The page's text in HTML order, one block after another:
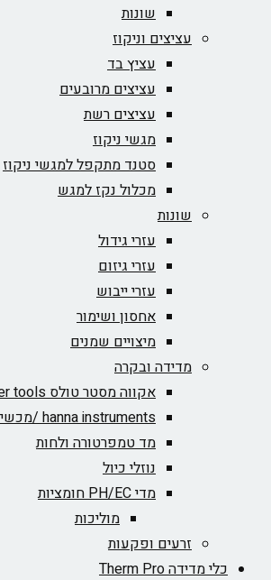
שונות
עציצים וניקוז
עציץ בד
עציצים מרובעים
עציצים רשת
מגשי ניקוז
סטנד מתקפל למגשי ניקוז
מכלול נקז למגש
שונות
עזרי גידול
עזרי גיזום
עזרי ייבוש
אחסון ושימור
מיצויים שמנים
מדידה ובקרה
אקווה מסטר טולס Aqua Master tools
hanna instruments /מכשירים האנה
מד טמפרטורה ולחות
נוזלי כיול
מדי PH/EC חומציות
מוליכות
זרעים ופקעות
כלי מדידה Therm Pro